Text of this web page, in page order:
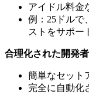
アイドル料金
例：25ドルで
ストをサポー
合理化された開発
簡単なセット
完全に自動化